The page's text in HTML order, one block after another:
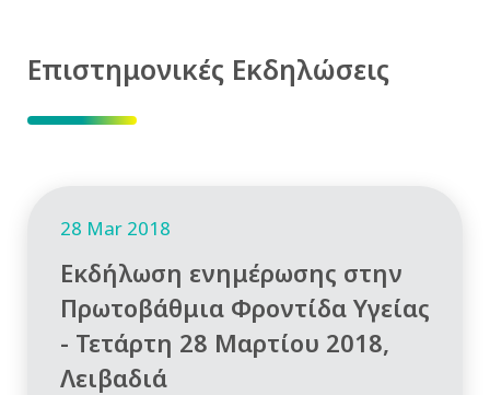
Επιστημονικές Εκδηλώσεις
28 Mar 2018
Εκδήλωση ενημέρωσης στην
Πρωτοβάθμια Φροντίδα Υγείας
- Τετάρτη 28 Μαρτίου 2018,
Λειβαδιά